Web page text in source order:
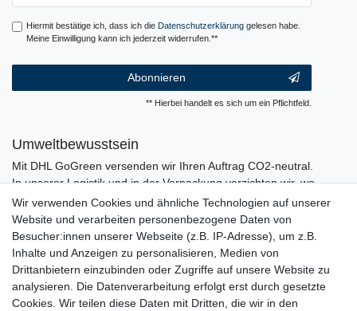
Hiermit bestätige ich, dass ich die Daten­schutz­erklärunggelesen habe.
Meine Einwilligung kann ich jederzeit widerrufen.**
Abonnieren
** Hierbei handelt es sich um ein Pflichtfeld.
Umweltbewusstsein
Mit DHL GoGreen versenden wir Ihren Auftrag CO2-neutral.
In unserer Logistik und in der Verpackung verzichten wir, wo
immer es möglich ist, auf den Einsatz von Kunststoffen und
Plastik.
Wir verwenden Cookies und ähnliche Technologien auf unserer
Website und verarbeiten personenbezogene Daten von
Besucher:innen unserer Webseite (z.B. IP-Adresse), um z.B.
Inhalte und Anzeigen zu personalisieren, Medien von
Drittanbietern einzubinden oder Zugriffe auf unsere Website zu
analysieren. Die Datenverarbeitung erfolgt erst durch gesetzte
Cookies. Wir teilen diese Daten mit Dritten, die wir in den